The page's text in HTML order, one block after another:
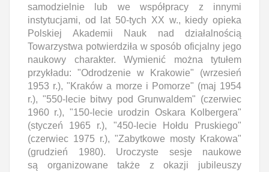
samodzielnie lub we współpracy z innymi
instytucjami, od lat 50-tych XX w., kiedy opieka
Polskiej Akademii Nauk nad działalnością
Towarzystwa potwierdziła w sposób oficjalny jego
naukowy charakter. Wymienić można tytułem
przykładu: "Odrodzenie w Krakowie" (wrzesień
1953 r.), "Kraków a morze i Pomorze" (maj 1954
r.), "550-lecie bitwy pod Grunwaldem" (czerwiec
1960 r.), "150-lecie urodzin Oskara Kolbergera"
(styczeń 1965 r.), "450-lecie Hołdu Pruskiego"
(czerwiec 1975 r.), "Zabytkowe mosty Krakowa"
(grudzień 1980). Uroczyste sesje naukowe
są organizowane także z okazji jubileuszy